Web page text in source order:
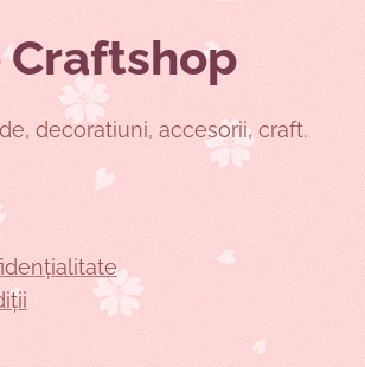
decoratiuni, accesorii, craft.